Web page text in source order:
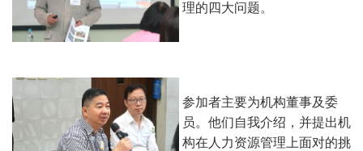
理的四大问题。
参加者主要为机构董事及委
员。他们自我介绍，并提出机
构在人力资源管理上面对的挑